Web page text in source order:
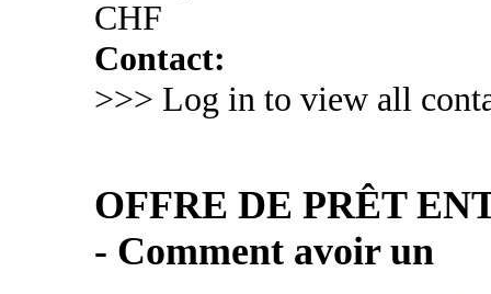
CHF
Contact:
>>> Log in to view all
OFFRE DE PRÊT
- Comment avoir un